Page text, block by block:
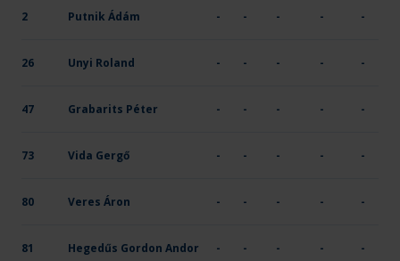
2 Putnik Ádám - - - - -
26 Unyi Roland - - - - -
47 Grabarits Péter - - - - -
73 Vida Gergő - - - - -
80 Veres Áron - - - - -
81 Hegedűs Gordon Andor - - - - -